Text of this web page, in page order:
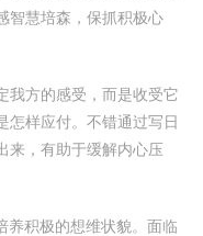
智慧培森，保抓积极心
我方的感受，而是收受它
怎样应付。不错通过写日
来，有助于缓解内心压
养积极的想维状貌。面临